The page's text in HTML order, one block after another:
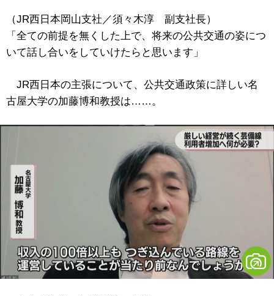
（JR西日本岡山支社／須々木淳 副支社長）
「全ての前提を無くした上で、将来の公共交通の姿につ
いて話し合いをしていけたらと思います」
JR西日本の主張について、公共交通政策に詳しい名
古屋大学の加藤博和教授は……。